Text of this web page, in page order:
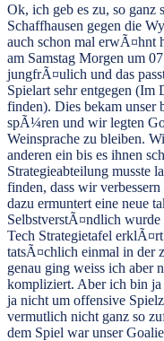
Ok, ich geb es zu, so
Schaffhausen gegen die
auch schon mal erwÃ¤hnt
am Samstag Morgen um
jungfrÃ¤ulich und das
Spielart sehr entgegen
finden). Dies bekam unser
spÃ¼ren und wir legten
Weinsprache zu bleiben.
anderen ein bis es ihnen
Strategieabteilung musste
finden, dass wir
dazu ermuntert eine neue
SelbstverstÃ¤ndlich
Tech Strategietafel
tatsÃ¤chlich einmal in der
genau ging weiss ich aber
kompliziert. Aber ich bin
ja nicht um offensive
vermutlich nicht ganz so
dem Spiel war unser